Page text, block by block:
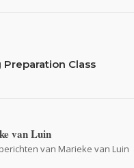
Class
van Luin
van Marieke van Luin